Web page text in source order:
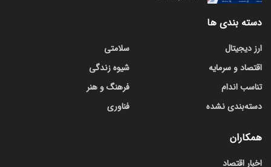
دسته بندی ها
ارز دیجیتال
اقتصاد و سرمایه
تناسب اندام
دسته‌بندی نشده
سلامتی
شیوه زندگی
فرهنگ و هنر
فناوری
همکاران
اخبار اقتصاد